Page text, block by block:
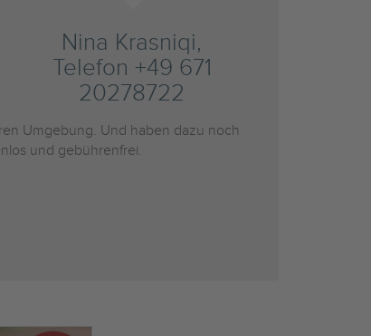
Nina Krasniqi,
Telefon +49 671
20278722
Umgebung. Und haben dazu noch
und gebührenfrei.